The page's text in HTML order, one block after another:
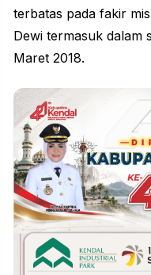
terbatas pada fakir
Dewi termasuk dalam
Maret 2018.